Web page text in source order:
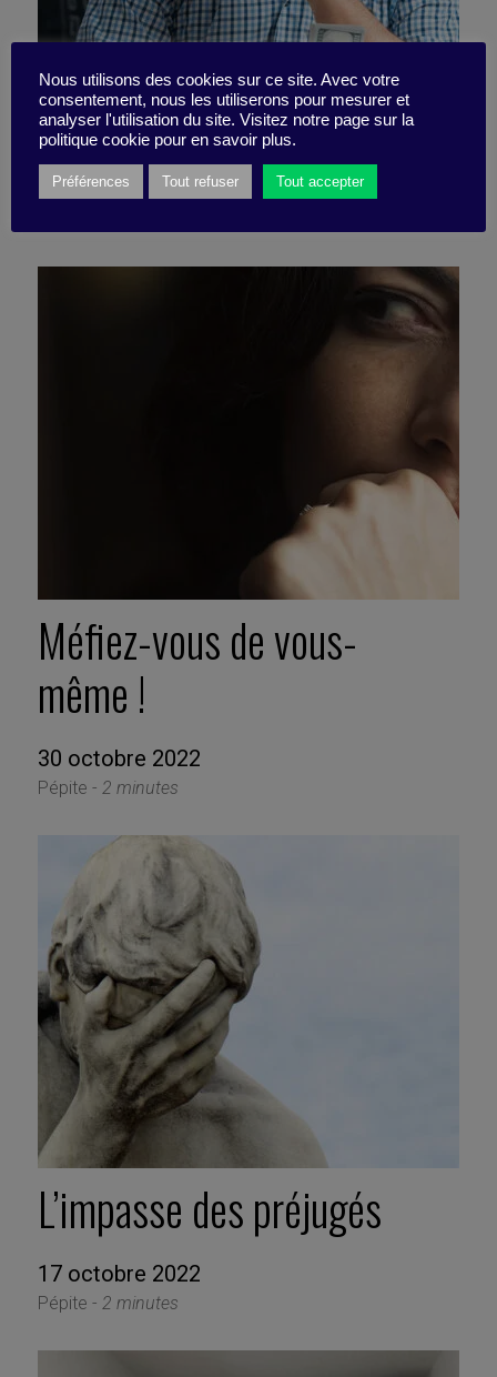
Osez la confrontation !
18 novembre 2024
Méfiez-vous de vous-
même !
30 octobre 2022
Pépite - 2 minutes
L’impasse des préjugés
17 octobre 2022
Pépite - 2 minutes
Nous utilisons des cookies sur ce site. Avec votre
consentement, nous les utiliserons pour mesurer et
analyser l'utilisation du site. Visitez notre page sur la
politique cookie pour en savoir plus.
Préférences Tout refuser Tout accepter